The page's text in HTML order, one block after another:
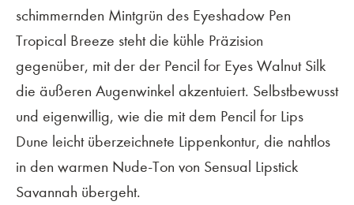
schimmernden Mintgrün des Eyeshadow Pen
Tropical Breeze steht die kühle Präzision
gegenüber, mit der der Pencil for Eyes Walnut Silk
die äußeren Augenwinkel akzentuiert. Selbstbewusst
und eigenwillig, wie die mit dem Pencil for Lips
Dune leicht überzeichnete Lippenkontur, die nahtlos
in den warmen Nude-Ton von Sensual Lipstick
Savannah übergeht.